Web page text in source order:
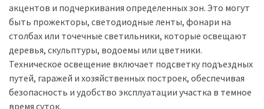
акцентов и подчеркивания определенных зон. Это могут
быть прожекторы, светодиодные ленты, фонари на
столбах или точечные светильники, которые освещают
деревья, скульптуры, водоемы или цветники.
Техническое освещение включает подсветку подъездных
путей, гаражей и хозяйственных построек, обеспечивая
безопасность и удобство эксплуатации участка в темное
время суток.